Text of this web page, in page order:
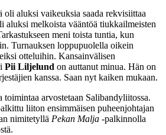
oli aluksi vaikeuksia saada rekvisiittaa
aluksi melkoista vääntöä tiukkailmeisten
meni toista tuntia, kun
Turnauksen loppupuolella oikein
otteluihin. Kansainvälisen
Pii Liljelund on auttanut minua. Hän on
kanssa. Saan nyt kaiken mukaan.
arvostetaan Salibandyliitossa.
liiton ensimmäisen puheenjohtajan
nimitetyllä Pekan Malja -palkinnolla